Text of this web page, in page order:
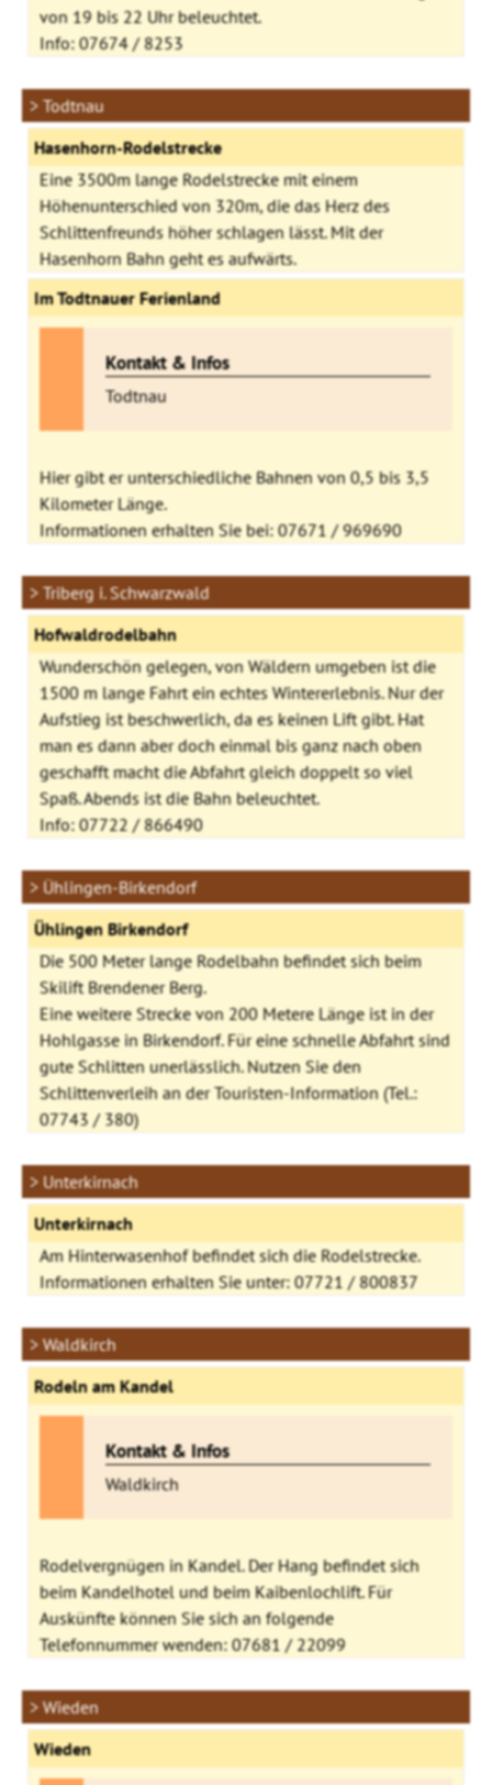
von 19 bis 22 Uhr beleuchtet.
Info: 07674 / 8253
> Todtnau
Hasenhorn-Rodelstrecke
Eine 3500m lange Rodelstrecke mit einem
Höhenunterschied von 320m, die das Herz des
Schlittenfreunds höher schlagen lässt. Mit der
Hasenhorn Bahn geht es aufwärts.
Im Todtnauer Ferienland
Kontakt & Infos
Todtnau
Hier gibt er unterschiedliche Bahnen von 0,5 bis 3,5
Kilometer Länge.
Informationen erhalten Sie bei: 07671 / 969690
> Triberg i. Schwarzwald
Hofwaldrodelbahn
Wunderschön gelegen, von Wäldern umgeben ist die
1500 m lange Fahrt ein echtes Wintererlebnis. Nur der
Aufstieg ist beschwerlich, da es keinen Lift gibt. Hat
man es dann aber doch einmal bis ganz nach oben
geschafft macht die Abfahrt gleich doppelt so viel
Spaß. Abends ist die Bahn beleuchtet.
Info: 07722 / 866490
> Ühlingen-Birkendorf
Ühlingen Birkendorf
Die 500 Meter lange Rodelbahn befindet sich beim
Skilift Brendener Berg.
Eine weitere Strecke von 200 Metere Länge ist in der
Hohlgasse in Birkendorf. Für eine schnelle Abfahrt sind
gute Schlitten unerlässlich. Nutzen Sie den
Schlittenverleih an der Touristen-Information (Tel.:
07743 / 380)
> Unterkirnach
Unterkirnach
Am Hinterwasenhof befindet sich die Rodelstrecke.
Informationen erhalten Sie unter: 07721 / 800837
> Waldkirch
Rodeln am Kandel
Kontakt & Infos
Waldkirch
Rodelvergnügen in Kandel. Der Hang befindet sich
beim Kandelhotel und beim Kaibenlochlift. Für
Auskünfte können Sie sich an folgende
Telefonnummer wenden: 07681 / 22099
> Wieden
Wieden